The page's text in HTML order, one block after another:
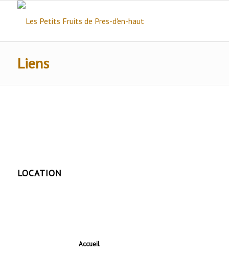
Liens
LOCATION
Accueil